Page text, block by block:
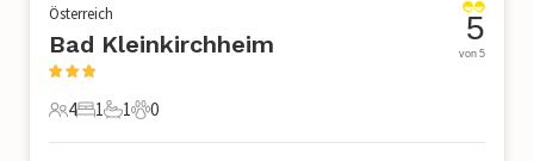
Österreich
Bad Kleinkirchheim
4 Gäste
4
1 Schlafzimmer
1
1 Badezimmer
1
0 Haustiere
0
5
von 5